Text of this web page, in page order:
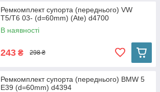
Ремкомплект супорта (переднього) VW
T5/T6 03- (d=60mm) (Ate) d4700
В наявності
243 ₴ 298 ₴
Ремкомплект супорта (переднього) BMW 5
E39 (d=60mm) d4394